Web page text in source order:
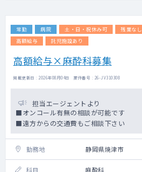
常勤 病院 土・日・祝休み可 残業なし
高額給与
託児施設あり
高額給与×麻酔科募集
掲載更新日 : 2026年08月04日 案件番号 : 26-JV310308
担当エージェントより
■オンコール有無の相談が可能です
■遠方からの交通費もご相談下さい
勤務地 静岡県焼津市
科目 麻酔科